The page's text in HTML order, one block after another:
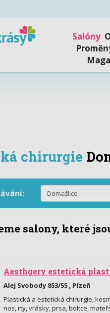
Salóny
chirurgie
salony, které
Aesthgery estetická
Alej Svobody 853/55 , Plzeň
Plastická a estetická chirurgie,
nos, rty, vrásky, prsa, boltce,